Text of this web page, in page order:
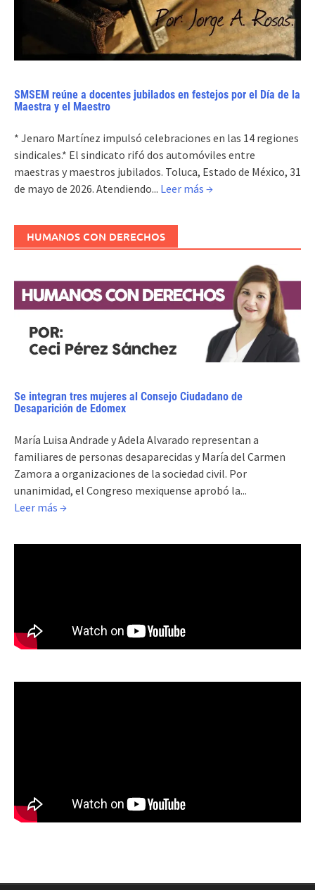
SMSEM reúne a docentes jubilados en festejos por el Día de la
Maestra y el Maestro
* Jenaro Martínez impulsó celebraciones en las 14 regiones
sindicales.* El sindicato rifó dos automóviles entre
maestras y maestros jubilados. Toluca, Estado de México, 31
de mayo de 2026. Atendiendo... Leer más →
HUMANOS CON DERECHOS
Se integran tres mujeres al Consejo Ciudadano de
Desaparición de Edomex
María Luisa Andrade y Adela Alvarado representan a
familiares de personas desaparecidas y María del Carmen
Zamora a organizaciones de la sociedad civil. Por
unanimidad, el Congreso mexiquense aprobó la...
Leer más →